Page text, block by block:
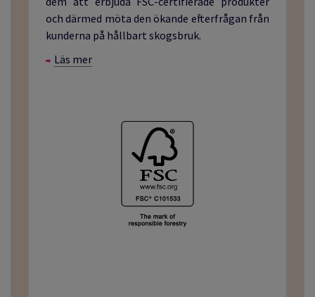
och därmed möta den ökande efterfrågan från
kunderna på hållbart skogsbruk.
Läs mer